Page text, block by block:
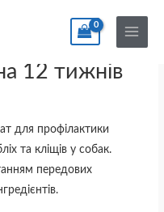
Main
Menu
– захист
12 тижнів
для профілактики
та кліщів у собак.
передових